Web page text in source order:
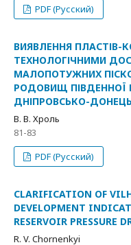
PDF (Русский)
ВИЯВЛЕННЯ ПЛАСТІВ-
ТЕХНОЛОГІЧНИМИ
МАЛОПОТУЖНИХ
РОДОВИЩ ПІВДЕННОЇ
ДНІПРОВСЬКО-
В. В. Хроль
81-83
PDF (Русский)
CLARIFICATION OF
DEVELOPMENT
RESERVOIR PRESSURE
R. V. Chornenkyi